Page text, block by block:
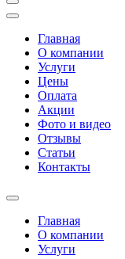
Главная
О компании
Услуги
Цены
Оплата
Акции
Фото и видео
Отзывы
Статьи
Контакты
Главная
О компании
Услуги